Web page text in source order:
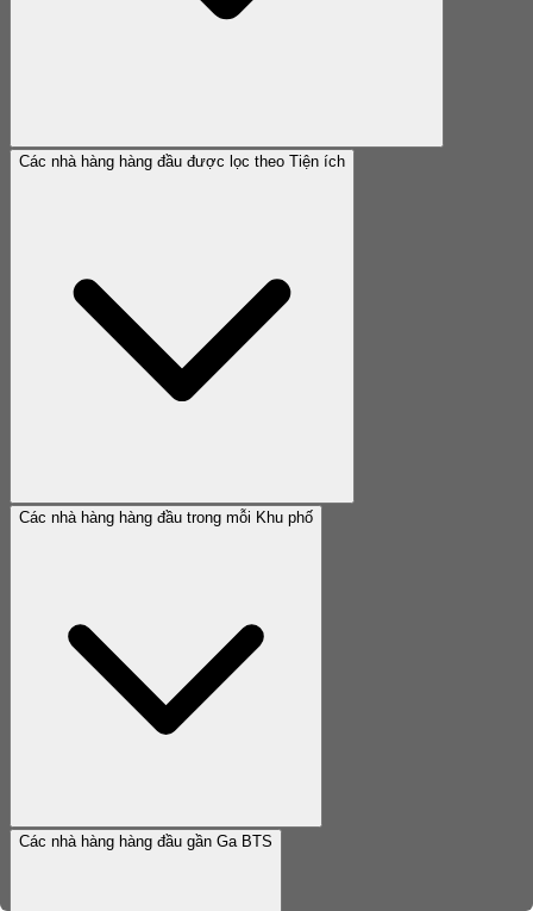
Các nhà hàng hàng đầu được lọc theo Tiện ích
Các nhà hàng hàng đầu trong mỗi Khu phố
Các nhà hàng hàng đầu gần Ga BTS